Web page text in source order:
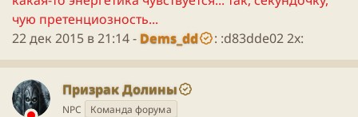
чую претенциозность...
22 дек 2015 в 21:14 - Dems_dd : :d83dde02 2x:
Призрак Долины
NPC Команда форума